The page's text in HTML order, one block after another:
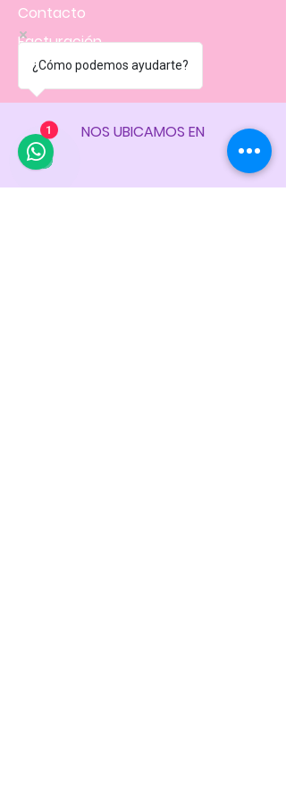
Contacto
Facturación
Políticasde la tienda
NOS UBICAMOS EN
¿Cómo podemos ayudarte?
1